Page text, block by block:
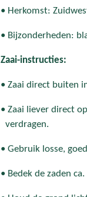
• Herkomst:
• Bijzonderheden:
Zaai-instructies:
• Zaai direct buiten
• Zaai liever
verdragen.
• Gebruik losse,
• Bedek de zaden